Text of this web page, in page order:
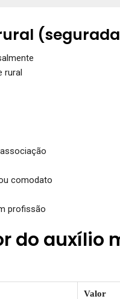
rural
comodato
profissão
do auxílio
Valor